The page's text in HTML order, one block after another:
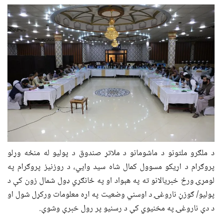
د ملګرو ملتونو د ماشومانو د ملاتړ صندوق د پولیو له منځه وړلو
پروګرام د اړیکو مسوول کمال شاه سید وايي، د روزنیز پروګرام په
لومړۍ ورځ خبریالانو ته په هېواد او په ځانګړي ډول شمال زون کې د
پولیو/ ګوزڼ ناروغۍ د اوسني وضعیت په اړه معلومات ورکړل شول او
د دې ناروغۍ په مخنیوي کې د رسنیو پر رول خبرې وشوې.